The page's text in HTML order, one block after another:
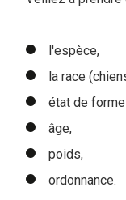
l'espèce,
la race
état de
âge,
poids,
ordonnance.